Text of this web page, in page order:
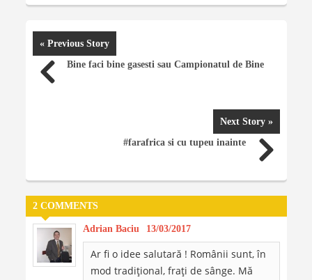
« Previous Story
Bine faci bine gasesti sau Campionatul de Bine
Next Story »
#farafrica si cu tupeu inainte
2 COMMENTS
Adrian Baciu 13/03/2017
Ar fi o idee salutară ! Românii sunt, în
mod tradiţional, fraţi de sânge. Mă